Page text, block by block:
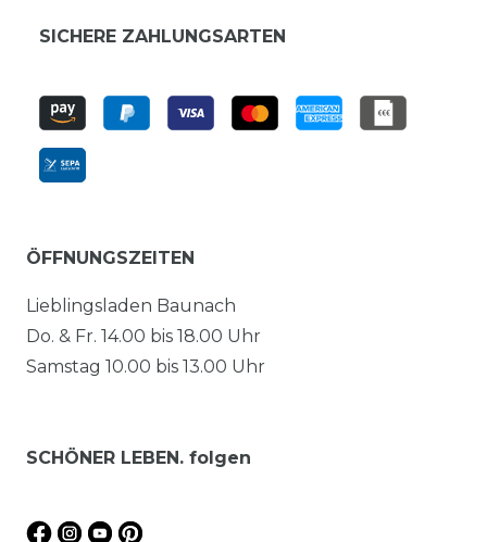
SICHERE ZAHLUNGSARTEN
ÖFFNUNGSZEITEN
Lieblingsladen Baunach
Do. & Fr. 14.00 bis 18.00 Uhr
Samstag 10.00 bis 13.00 Uhr
SCHÖNER LEBEN. folgen